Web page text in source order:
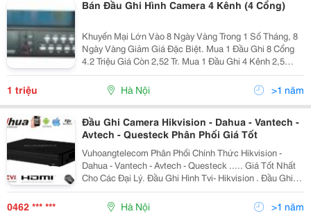
Bán Đầu Ghi Hình Camera 4 Kênh (4 Cổng)
Khuyến Mại Lớn Vào 8 Ngày Vàng Trong 1 Số Tháng, 8
Ngày Vàng Giảm Giá Đặc Biệt. Mua 1 Đầu Ghi 8 Cổng
4.2 Triệu Giá Còn 2,52 Tr. Mua 1 Đầu Ghi 4 Kênh 2,5
Triệu Giá Còn 1,58 Triệu Giảm Giá Đặc Biệt Vì Vậy Ở
Đâu Giá Rẻ Hơn Chúng Tôi Bù Chênh Lệch Gấp Đô
1 triệu Hà Nội >1 năm
Đầu Ghi Camera Hikvision - Dahua - Vantech -
Avtech - Questeck Phân Phối Giá Tốt
Vuhoangtelecom Phân Phối Chính Thức Hikvision -
Dahua - Vantech - Avtech - Questeck ..... Giá Tốt Nhất
Cho Các Đại Lý. Đầu Ghi Hình Tvi- Hikvision . Đầu Ghi
Hỗn Hợp 4 Kênh Hikvision Ds-7204Hghi-Sh Phân Phối
Đầu Ghi 4 Kênh Hik
0462 *** *** Hà Nội >1 năm